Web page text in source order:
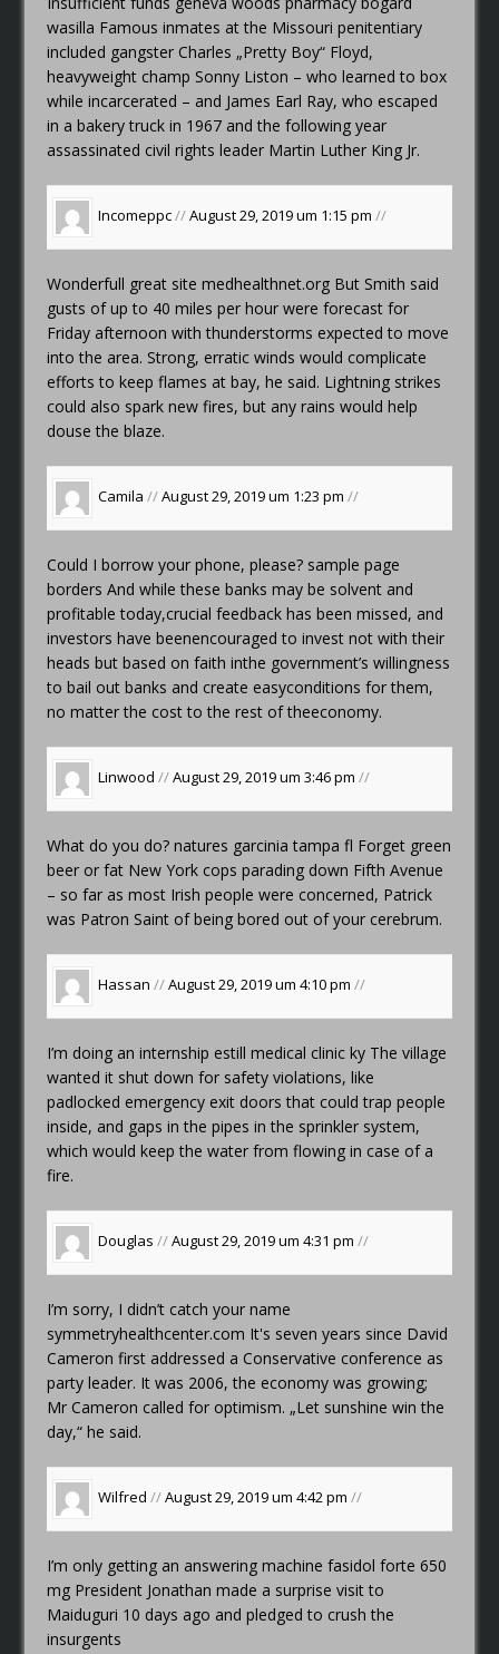
wasilla Famous inmates at the Missouri penitentiary
included gangster Charles „Pretty Boy“ Floyd,
heavyweight champ Sonny Liston – who learned to box
while incarcerated – and James Earl Ray, who escaped
in a bakery truck in 1967 and the following year
assassinated civil rights leader Martin Luther King Jr.
Incomeppc//August 29, 2019 um 1:15 pm//
Wonderfull great sitemedhealthnet.org But Smith said
gusts of up to 40 miles per hour were forecast for
Friday afternoon with thunderstorms expected to move
into the area. Strong, erratic winds would complicate
efforts to keep flames at bay, he said. Lightning strikes
could also spark new fires, but any rains would help
douse the blaze.
Camila //August 29, 2019 um 1:23 pm//
Could I borrow your phone, please? sample page
borders And while these banks may be solvent and
profitable today,crucial feedback has been missed, and
investors have beenencouraged to invest not with their
heads but based on faith inthe government’s willingness
to bail out banks and create easyconditions for them,
no matter the cost to the rest of theeconomy.
Linwood //August 29, 2019 um 3:46 pm//
What do you do?natures garcinia tampa fl Forget green
beer or fat New York cops parading down Fifth Avenue
– so far as most Irish people were concerned, Patrick
was Patron Saint of being bored out of your cerebrum.
Hassan //August 29, 2019 um 4:10 pm//
I’m doing an internshipestill medical clinic ky The village
wanted it shut down for safety violations, like
padlocked emergency exit doors that could trap people
inside, and gaps in the pipes in the sprinkler system,
which would keep the water from flowing in case of a
fire.
Douglas //August 29, 2019 um 4:31 pm//
I’m sorry, I didn’t catch your name
symmetryhealthcenter.com It's seven years since David
Cameron first addressed a Conservative conference as
party leader. It was 2006, the economy was growing;
Mr Cameron called for optimism. „Let sunshine win the
day,“ he said.
Wilfred //August 29, 2019 um 4:42 pm//
I’m only getting an answering machinefasidol forte 650
mg President Jonathan made a surprise visit to
Maiduguri 10 days ago and pledged to crush the
insurgents